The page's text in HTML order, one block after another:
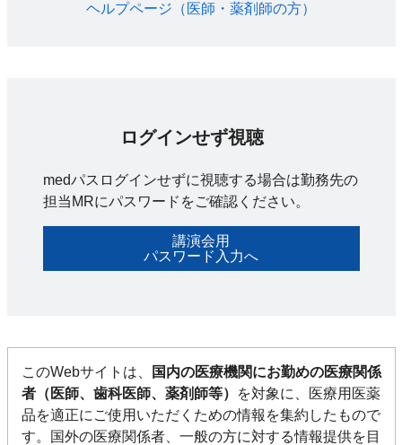
ヘルプページ（医師・薬剤師の方）​
ログインせず視聴
medパスログインせずに視聴する場合は勤務先の
担当MRにパスワードをご確認ください。
講演会用
パスワード入力へ
このWebサイトは、
国内の医療機関にお勤めの医療関係
者（医師、歯科医師、薬剤師等）
を対象に、医療用医薬
品を適正にご使用いただくための情報を集約したもので
す。国外の医療関係者、一般の方に対する情報提供を目